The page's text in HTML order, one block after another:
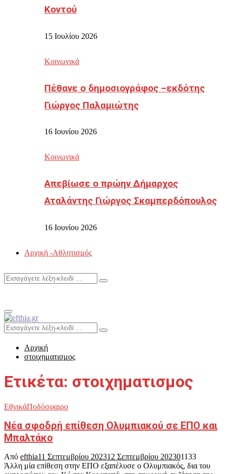
Κοντού
15 Ιουλίου 2026
Κοινωνικά
Πέθανε ο δημοσιογράφος –εκδότης
Γιώργος Παλαμιώτης
16 Ιουνίου 2026
Κοινωνικά
Απεβίωσε ο πρώην Δήμαρχος
Αταλάντης Γιώργος Σκαμπερδόπουλος
16 Ιουνίου 2026
Αρχική -Αθλητισμός
Search
Search
Primary
Menu
Search
for:
Search
Αρχική
στοιχηματισμος
Ετικέτα: στοιχηματισμος
ΕθνικάΠοδόσφαιρο
Νέα σφοδρή επίθεση Ολυμπιακού σε ΕΠΟ και
Μπαλτάκο
Από efthia11 Σεπτεμβρίου 202312 Σεπτεμβρίου 202301133
Άλλη μία επίθεση στην ΕΠΟ εξαπέλυσε ο Ολυμπιακός, δια του